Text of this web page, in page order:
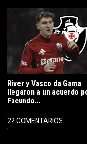
Un artículo de tendencia
River y Vasco da Gama
llegaron a un acuerdo
Facundo...
22 COMENTARIOS